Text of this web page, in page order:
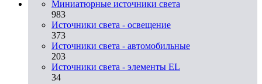
Миниатюрные источники света
983
Источники света - освещение
373
Источники света - автомобильные
203
Источники света - элементы EL
34